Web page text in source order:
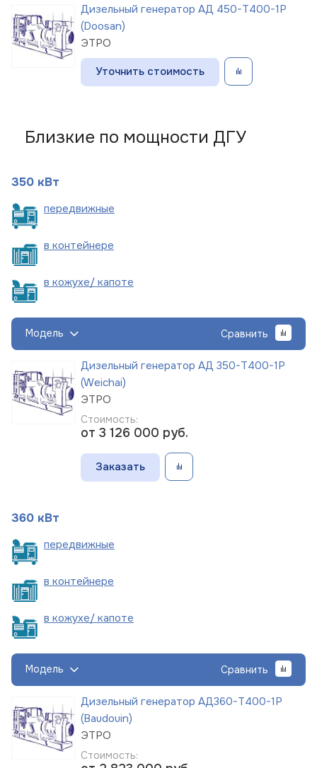
Дизельный генератор АД 450-Т400-1Р
(Doosan)
ЭТРО
Уточнить стоимость
Близкие по мощности ДГУ
350 кВт
передвижные
в контейнере
в кожухе/ капоте
Модель Сравнить
Дизельный генератор АД 350-Т400-1Р
(Weichai)
ЭТРО
Стоимость:
от 3 126 000 руб.
Заказать
360 кВт
передвижные
в контейнере
в кожухе/ капоте
Модель Сравнить
Дизельный генератор АД360-Т400-1Р
(Baudouin)
ЭТРО
Стоимость: